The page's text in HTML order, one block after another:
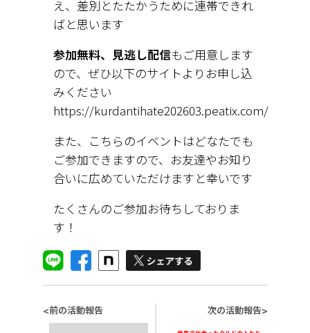
え、差別とたたかうために連帯できれ
ばと思います
参加無料、見逃し配信もご用意します
ので、ぜひ以下のサイトよりお申し込
みください
https://kurdantihate202603.peatix.com/
また、こちらのイベントはどなたでも
ご参加できますので、お友達やお知り
合いに広めていただけますと幸いです
たくさんのご参加お待ちしておりま
す！
<前の活動報告 次の活動報告>